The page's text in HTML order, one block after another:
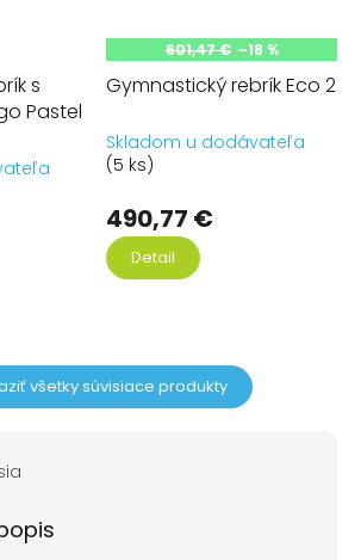
s
Pastel
601,47 € –18 %
Gymnastický rebrík Eco 2
Skladom u dodávateľa
(5 ks)
490,77 €
Detail
všetky súvisiace produkty